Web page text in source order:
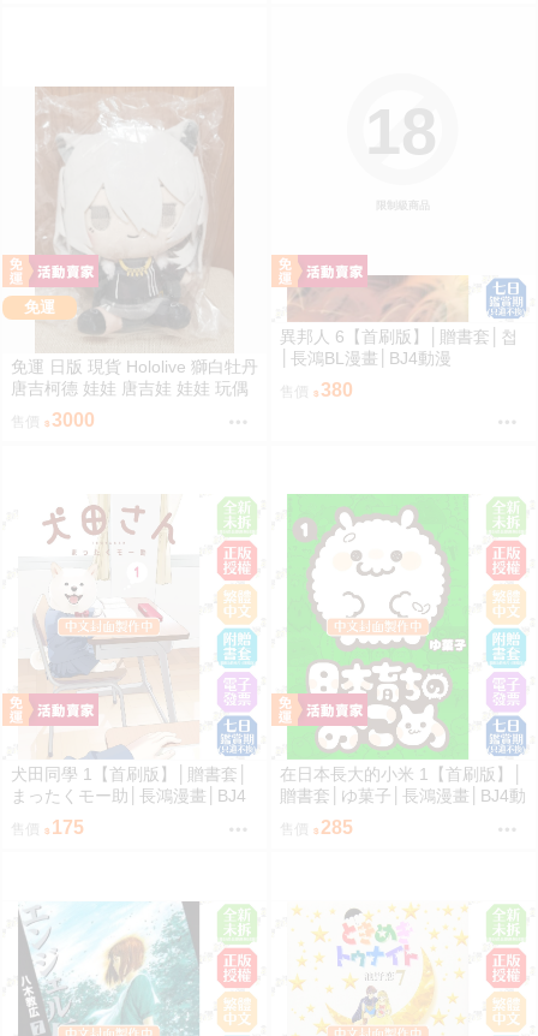
免運
免運 日版 現貨 Hololive 獅白牡丹
唐吉柯德 娃娃 唐吉娃 娃娃 玩偶
ドン・キホーテ もちどる 獅白ぼ
たん
售價 3000
限制級商品
18
異邦人 6【首刷版】│贈書套│첩
│長鴻BL漫畫│BJ4動漫
380
犬田同學 1【首刷版】│贈書套│
まったくモー助│長鴻漫畫│BJ4
售價 175
在日本長大的小米 1【首刷版】│
贈書套│ゆ菓子│長鴻漫畫│BJ4動
售價 285